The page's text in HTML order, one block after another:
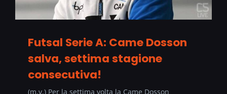
Futsal Serie A: Came Dosson
salva, settima stagione
consecutiva!
(m.v.) Per la settima volta la Came Dosson